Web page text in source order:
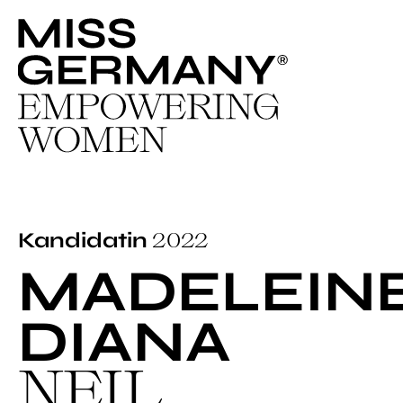
Kandidatin 2022
DIANA
NEIL